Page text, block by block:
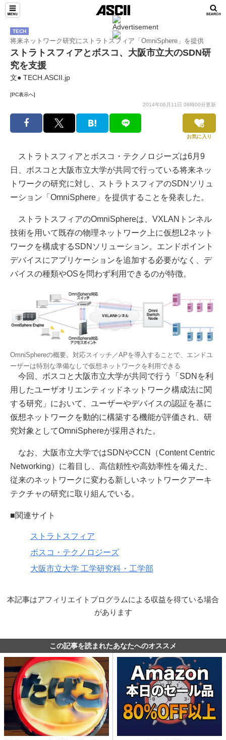
TECH
将来ネットワーク研究にストラトスフィア「OmniSphere」を提供
ストラトスフィアとボスコ、大阪市立大のSDN研
究を支援
文● TECH.ASCII.jp
[PC表示へ]
2014年06月11日 06時00分更新
お気に入り
ストラトスフィアとボスコ・テクノロジーズは6月9
日、ボスコと大阪市立大学が共同で行っている将来ネッ
トワークの研究に対し、ストラトスフィアのSDNソリュ
ーション「OmniSphere」を提供することを発表した。
ストラトスフィアのOmniSphereは、VXLANトンネル
技術を用いて既存の物理ネットワーク上に仮想L2ネット
ワークを構成するSDNソリューション。エンドポイント
デバイスにアプリケーションを追加する必要がなく、デ
バイスの種類やOSを問わず利用できるのが特徴。
OmniSphereの概要。対応スイッチ／APを導入することで、エンドユ
ーザーは特別な準備なしで仮想ネットワークを利用できる
今回、ボスコと大阪市立大学が共同で行う「SDNを利
用したユーザオリエンティッドネットワーク構成法に関
する研究」において、ユーザーやデバイスの認証を基に
仮想ネットワークを動的に構築する機能が評価され、研
究対象としてOmniSphereが採用された。
なお、大阪市立大学ではSDNやCCN（Content Centric
Networking）に着目し、高信頼性や高効率性を備えた、
従来のネットワークに変わる新しいネットワークアーキ
テクチャの研究に取り組んでいる。
■関連サイト
ストラトスフィア
ボスコ・テクノロジーズ
大阪市立大学 工学研究科・工学部
本記事はアフィリエイトプログラムによる収益を得ている場合
があります
この記事を読まれたあなたへのオススメ